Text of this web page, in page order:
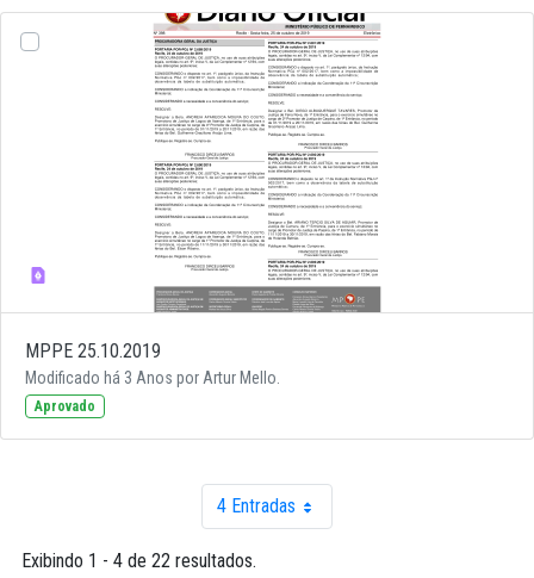
MPPE 25.10.2019
Modificado há 3 Anos por Artur Mello.
Aprovado
4 EntradasPor página
Exibindo 1 - 4 de 22 resultados.